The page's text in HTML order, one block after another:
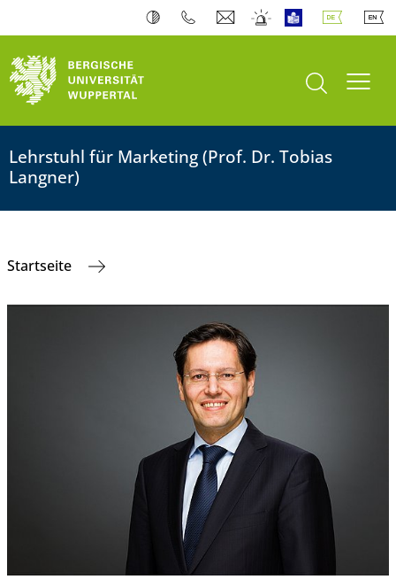
Suche öffnen
Lehrstuhl für Marketing (Prof. Dr. Tobias
Langner)
Startseite